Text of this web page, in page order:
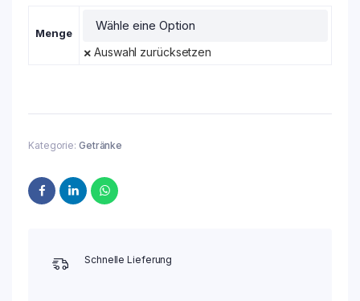
Menge
Auswahl zurücksetzen
Kategorie: Getränke
Schnelle Lieferung